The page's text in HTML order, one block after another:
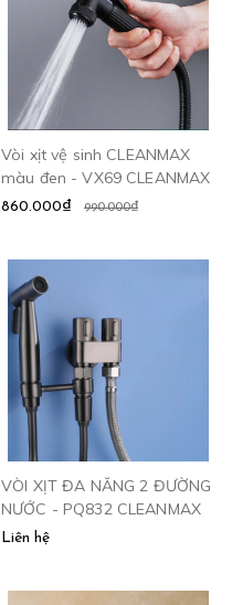
Vòi xịt vệ sinh CLEANMAX
màu đen - VX69 CLEANMAX
860.000₫ 990.000₫
VÒI XỊT ĐA NĂNG 2 ĐƯỜNG
NƯỚC - PQ832 CLEANMAX
Liên hệ